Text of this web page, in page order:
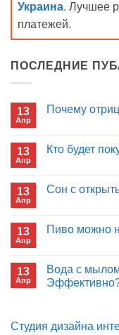
Украина. Лучшее
платежей.
ПОСЛЕДНИЕ
13
Апр
Почему
Почему
13
Апр
Кто будет
Кто
в
13
Апр
Сон с
Сон
13
Апр
Пиво можно
Пиво
можно
13
Апр
Вода с мылом
Вода
Студия дизайна